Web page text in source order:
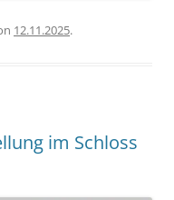
12.11.2025.
im Schloss